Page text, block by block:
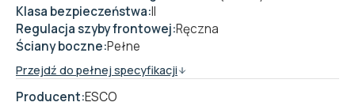
Klasa bezpieczeństwa:II
Regulacja szyby frontowej:Ręczna
Ściany boczne:Pełne
Przejdź do pełnej specyfikacji
Producent:ESCO